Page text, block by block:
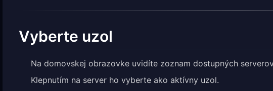
Vyberte uzol
Na domovskej obrazovke uvidíte zoznam dostupných
Klepnutím na server ho vyberte ako aktívny uzol.